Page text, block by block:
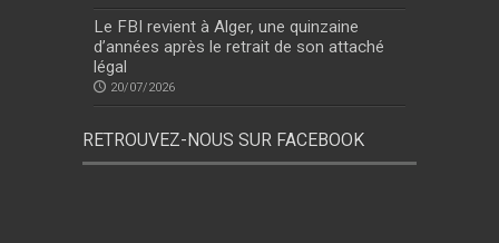
Le FBI revient à Alger, une quinzaine
d’années après le retrait de son attaché
légal
20/07/2026
RETROUVEZ-NOUS SUR FACEBOOK